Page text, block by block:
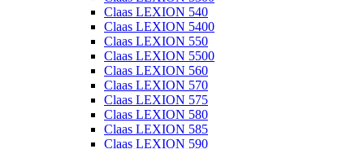
Claas LEXION 540
Claas LEXION 5400
Claas LEXION 550
Claas LEXION 5500
Claas LEXION 560
Claas LEXION 570
Claas LEXION 575
Claas LEXION 580
Claas LEXION 585
Claas LEXION 590